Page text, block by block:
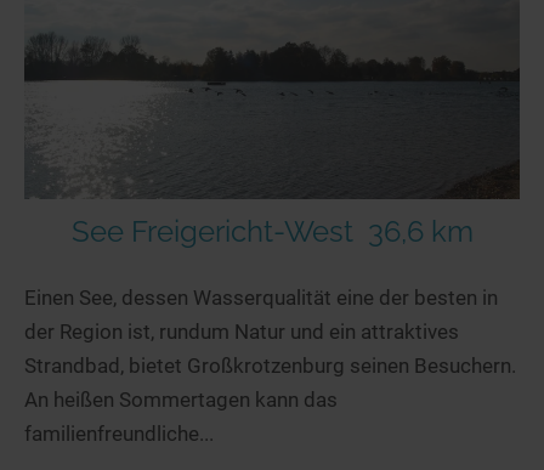
See Freigericht-West 36,6 km
Einen See, dessen Wasserqualität eine der besten in
der Region ist, rundum Natur und ein attraktives
Strandbad, bietet Großkrotzenburg seinen Besuchern.
An heißen Sommertagen kann das
familienfreundliche...